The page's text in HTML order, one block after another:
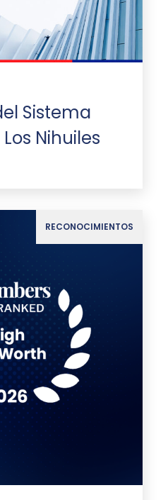
Sistema
Nihuiles
RECONOCIMIENTOS